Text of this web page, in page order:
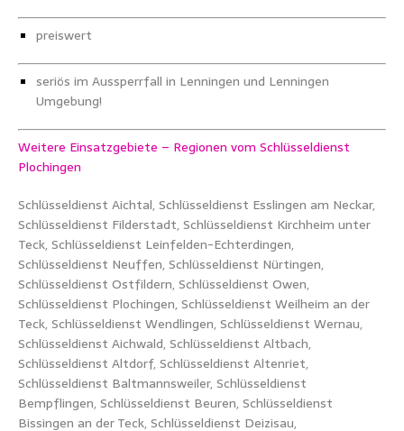
preiswert
seriös im Aussperrfall in Lenningen und Lenningen
Umgebung!
Weitere Einsatzgebiete – Regionen vom Schlüsseldienst
Plochingen
Schlüsseldienst Aichtal, Schlüsseldienst Esslingen am Neckar,
Schlüsseldienst Filderstadt, Schlüsseldienst Kirchheim unter
Teck, Schlüsseldienst Leinfelden-Echterdingen,
Schlüsseldienst Neuffen, Schlüsseldienst Nürtingen,
Schlüsseldienst Ostfildern, Schlüsseldienst Owen,
Schlüsseldienst Plochingen, Schlüsseldienst Weilheim an der
Teck, Schlüsseldienst Wendlingen, Schlüsseldienst Wernau,
Schlüsseldienst Aichwald, Schlüsseldienst Altbach,
Schlüsseldienst Altdorf, Schlüsseldienst Altenriet,
Schlüsseldienst Baltmannsweiler, Schlüsseldienst
Bempflingen, Schlüsseldienst Beuren, Schlüsseldienst
Bissingen an der Teck, Schlüsseldienst Deizisau,